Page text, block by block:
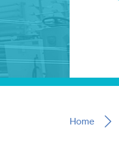
Home